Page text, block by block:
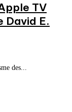
TV
David E.
des...